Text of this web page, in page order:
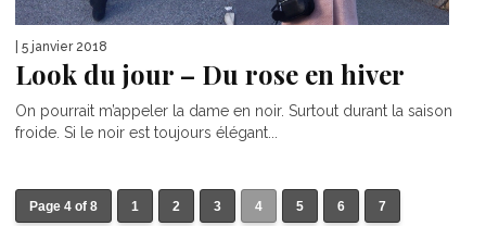
| 5 janvier 2018
Look du jour – Du rose en hiver
On pourrait m’appeler la dame en noir. Surtout durant la saison
froide. Si le noir est toujours élégant...
Page 4 of 8 1 2 3 4 5 6 7